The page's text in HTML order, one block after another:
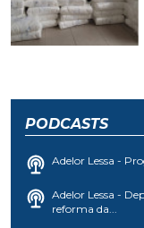
PODCASTS
Adelor Lessa -
Adelor Lessa -
reforma da...